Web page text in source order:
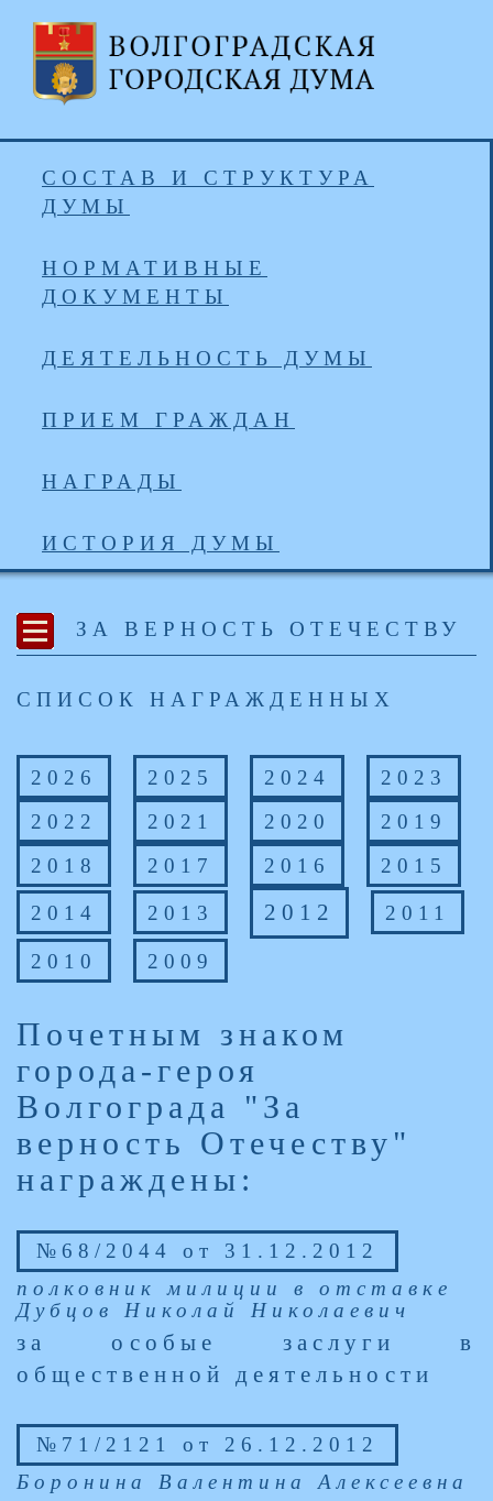
СОСТАВ И СТРУКТУРА
ДУМЫ
НОРМАТИВНЫЕ
ДОКУМЕНТЫ
ДЕЯТЕЛЬНОСТЬ ДУМЫ
ПРИЕМ ГРАЖДАН
НАГРАДЫ
ИСТОРИЯ ДУМЫ
ЗА ВЕРНОСТЬ ОТЕЧЕСТВУ
СПИСОК НАГРАЖДЕННЫХ
2026 2025 2024
2023
2022
2021 2020
2019
2018
2017 2016 2015
2014 2013 2012 2011
2010 2009
Почетным знаком
города-героя
Волгограда "За
верность Отечеству"
награждены:
№68/2044 от 31.12.2012
полковник милиции в отставке
Дубцов Николай Николаевич
за особые заслуги в
общественной деятельности
№71/2121 от 26.12.2012
Боронина Валентина Алексеевна